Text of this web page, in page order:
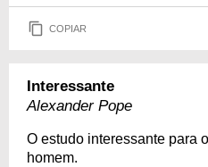
COPIAR
Interessante
Alexander Pope
O estudo interessante para
homem.